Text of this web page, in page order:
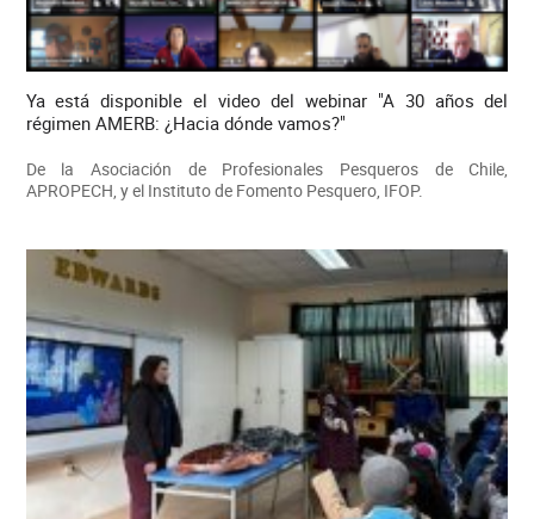
Ya está disponible el video del webinar "A 30 años del
régimen AMERB: ¿Hacia dónde vamos?"
De la Asociación de Profesionales Pesqueros de Chile,
APROPECH, y el Instituto de Fomento Pesquero, IFOP.